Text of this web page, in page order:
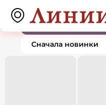
Кольца 0 товаров
По популярности
Сначала новинки